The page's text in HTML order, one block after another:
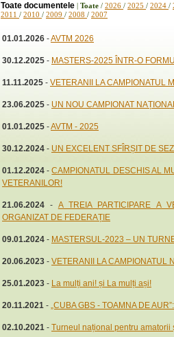
Toate documentele | Toate / 2026 / 2025 / 2024 /
2011 / 2010 / 2009 / 2008 / 2007
01.01.2026 -AVTM 2026
30.12.2025 - MASTERS-2025 ÎNTR-O
11.11.2025 - VETERANII LA CAMPIONATUL
23.06.2025 - UN NOU CAMPIONAT
01.01.2025 -AVTM - 2025
30.12.2024 - UN EXCELENT SFÎRȘIT DE
01.12.2024-CAMPIONATUL DESCHIS AL
VETERANILOR!
21.06.2024- A TREIA PARTICIPARE A
ORGANIZAT DE FEDERAȚIE
09.01.2024 - MASTERSUL-2023 – UN
20.06.2023 - VETERANII LA CAMPIONATUL
25.01.2023 - La mulți ani! și La mulți ași!
20.11.2021 - „CUBA GBS - TOAMNA DE
02.10.2021 - Turneul național pentru amatorii